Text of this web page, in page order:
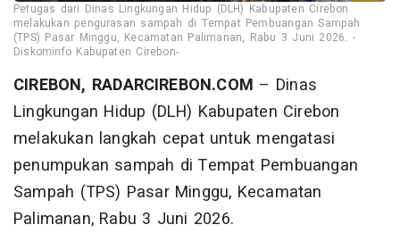
Petugas dari Dinas Lingkungan Hidup (DLH) Kabupaten Cirebon
melakukan pengurasan sampah di Tempat Pembuangan Sampah
(TPS) Pasar Minggu, Kecamatan Palimanan, Rabu 3 Juni 2026. -
Diskominfo Kabupaten Cirebon-
CIREBON, RADARCIREBON.COM – Dinas
Lingkungan Hidup (DLH) Kabupaten Cirebon
melakukan langkah cepat untuk mengatasi
penumpukan sampah di Tempat Pembuangan
Sampah (TPS) Pasar Minggu, Kecamatan
Palimanan, Rabu 3 Juni 2026.